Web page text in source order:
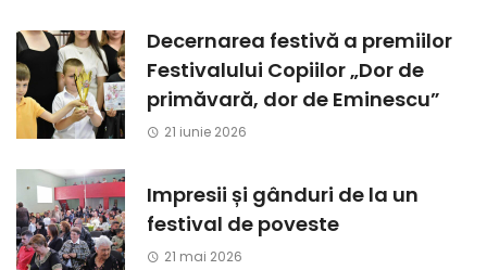
Decernarea festivă a premiilor
Festivalului Copiilor „Dor de
primăvară, dor de Eminescu”
21 iunie 2026
Impresii și gânduri de la un
festival de poveste
21 mai 2026